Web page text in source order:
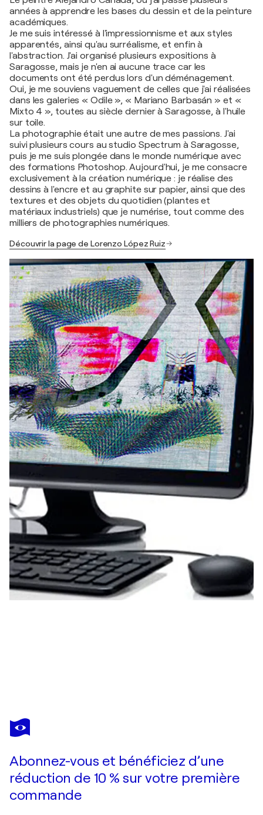
années à apprendre les bases du dessin et de la peinture
académiques.
Je me suis intéressé à l'impressionnisme et aux styles
apparentés, ainsi qu'au surréalisme, et enfin à
l'abstraction. J'ai organisé plusieurs expositions à
Saragosse, mais je n'en ai aucune trace car les
documents ont été perdus lors d'un déménagement.
Oui, je me souviens vaguement de celles que j'ai réalisées
dans les galeries « Odile », « Mariano Barbasán » et «
Mixto 4 », toutes au siècle dernier à Saragosse, à l'huile
sur toile.
La photographie était une autre de mes passions. J'ai
suivi plusieurs cours au studio Spectrum à Saragosse,
puis je me suis plongée dans le monde numérique avec
des formations Photoshop. Aujourd'hui, je me consacre
exclusivement à la création numérique : je réalise des
dessins à l'encre et au graphite sur papier, ainsi que des
textures et des objets du quotidien (plantes et
matériaux industriels) que je numérise, tout comme des
milliers de photographies numériques.
Découvrir la page de Lorenzo López Ruiz
LORENZO LÓPEZ RUIZ
3419
Abonnez-vous et bénéficiez d’une
réduction de 10 % sur votre première
commande